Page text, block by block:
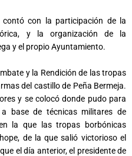
con la participación de la
y la organización de la
y el propio Ayuntamiento.
y la Rendición de las tropas
del castillo de Peña Bermeja.
y se colocó donde pudo para
base de técnicas militares de
la que las tropas borbónicas
de la que salió victorioso el
el día anterior, el presidente de